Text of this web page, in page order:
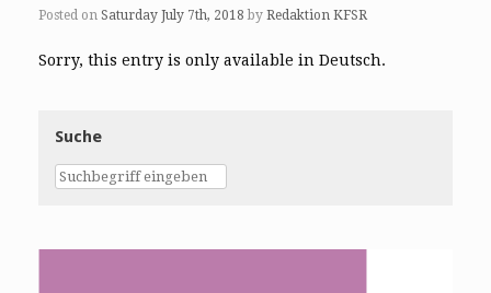
Posted on Saturday July 7th, 2018 by Redaktion KFSR
Sorry, this entry is only available in Deutsch.
Suche